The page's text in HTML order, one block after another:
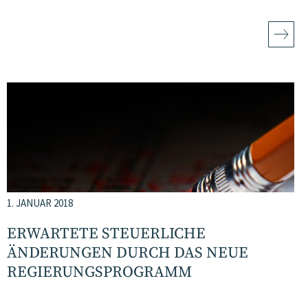
1. JANUAR 2018
ERWARTETE STEUERLICHE
ÄNDERUNGEN DURCH DAS NEUE
REGIERUNGSPROGRAMM